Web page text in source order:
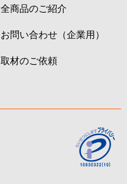
全商品のご紹介
お問い合わせ（企業用）
取材のご依頼